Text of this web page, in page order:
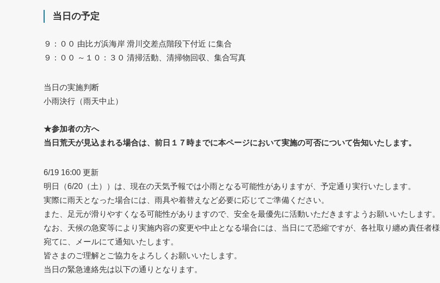
当日の予定
９：００ 由比ガ浜海岸 滑川交差点階段下付近 に集合
９：００ ～１０：３０ 清掃活動、清掃物回収、集合写真
当日の実施判断
小雨決行（雨天中止）
★参加者の方へ
当日荒天が見込まれる場合は、前日１７時までに本ページにおいて実施の可否について告知いたします。
6/19 16:00 更新
明日（6/20（土））は、現在の天気予報では小雨となる可能性がありますが、予定通り実行いたします。
実際に雨天となった場合には、雨具や着替えなど必要に応じてご準備ください。
また、足元が滑りやすくなる可能性がありますので、安全を最優先に活動いただきますようお願いいたします。
なお、天候の急変等により実施内容の変更や中止となる場合には、当日にて恐縮ですが、各社取り纏め責任者様
宛てに、メールにて通知いたします。
皆さまのご理解とご協力をよろしくお願いいたします。
当日の緊急連絡先は以下の通りとなります。